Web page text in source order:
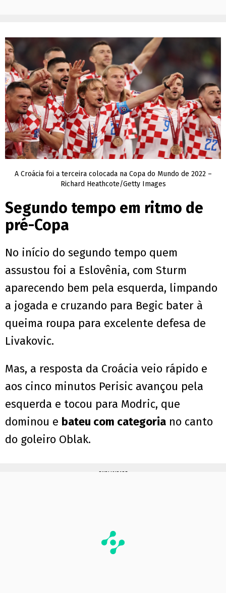
A Croácia foi a terceira colocada na Copa do Mundo de 2022 –
Richard Heathcote/Getty Images
Segundo tempo em ritmo de
pré-Copa
No início do segundo tempo quem
assustou foi a Eslovênia, com Sturm
aparecendo bem pela esquerda, limpando
a jogada e cruzando para Begic bater à
queima roupa para excelente defesa de
Livakovic.
Mas, a resposta da Croácia veio rápido e
aos cinco minutos Perisic avançou pela
esquerda e tocou para Modric, que
dominou e bateu com categoria no canto
do goleiro Oblak.
PUBLICIDADE